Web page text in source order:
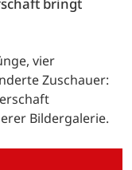
vier
Zuschauer:
Bildergalerie.